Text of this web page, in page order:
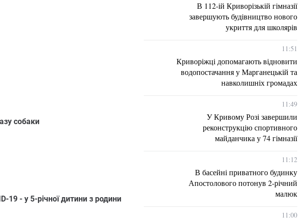
собаки
19 - у 5-річної дитини з родини
В 112-ій Криворізькій гімназії
завершують будівництво нового
укриття для школярів
11:51
Криворіжці допомагають відновити
водопостачання у Марганецькій та
навколишніх громадах
11:49
У Кривому Розі завершили
реконструкцію спортивного
майданчика у 74 гімназії
11:12
В басейні приватного будинку
Апостолового потонув 2-річний
малюк
11:00